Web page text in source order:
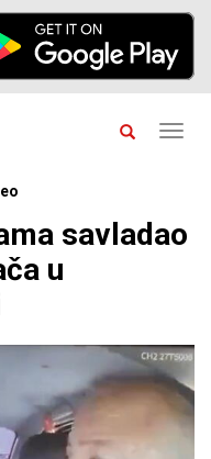
savladao
u